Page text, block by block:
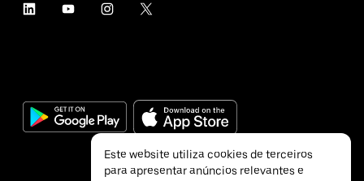
Este website utiliza cookies de terceiros
para apresentar anúncios relevantes e